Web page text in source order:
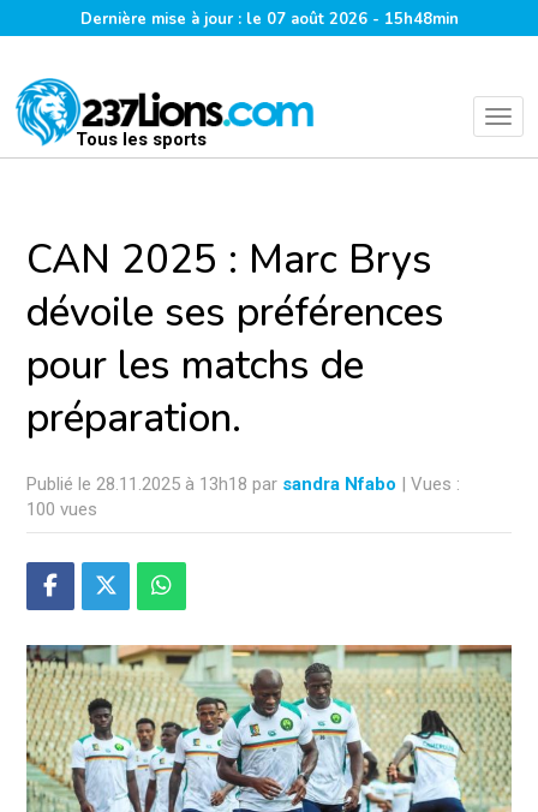
Dernière mise à jour : le 07 août 2026 - 15h48min
Tous les sports
CAN 2025 : Marc Brys
dévoile ses préférences
pour les matchs de
préparation.
Publié le 28.11.2025 à 13h18 par sandra Nfabo | Vues :
100 vues